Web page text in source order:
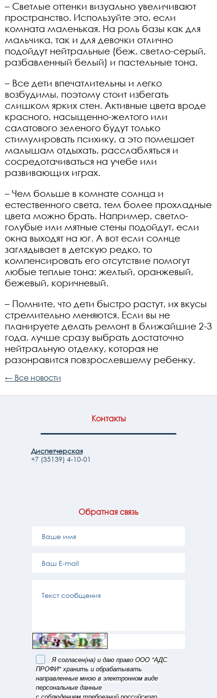
– Светлые оттенки визуально увеличивают
пространство. Используйте это, если
комната маленькая. На роль базы как для
мальчика, так и для девочки отлично
подойдут нейтральные (беж, светло-серый,
разбавленный белый) и пастельные тона.
– Все дети впечатлительны и легко
возбудимы, поэтому стоит избегать
слишком ярких стен. Активные цвета вроде
красного, насыщенно-желтого или
салатового зеленого будут только
стимулировать психику, а это помешает
малышам отдыхать, расслабляться и
сосредотачиваться на учебе или
развивающих играх.
– Чем больше в комнате солнца и
естественного света, тем более прохладные
цвета можно брать. Например, светло-
голубые или мятные стены подойдут, если
окна выходят на юг. А вот если солнце
заглядывает в детскую редко, то
компенсировать его отсутствие помогут
любые теплые тона: желтый, оранжевый,
бежевый, коричневый.
– Помните, что дети быстро растут, их вкусы
стремительно меняются. Если вы не
планируете делать ремонт в ближайшие 2-3
года, лучше сразу выбрать достаточно
нейтральную отделку, которая не
разонравится повзрослевшему ребенку.
← Все новости
Контакты
Диспетчерская
+7 (35139) 4-10-01
Обратная связь
Я согласен(на) и даю право ООО "АДС
ПРОФИ" хранить и обрабатывать
направленные мною в электронном виде
персональные данные